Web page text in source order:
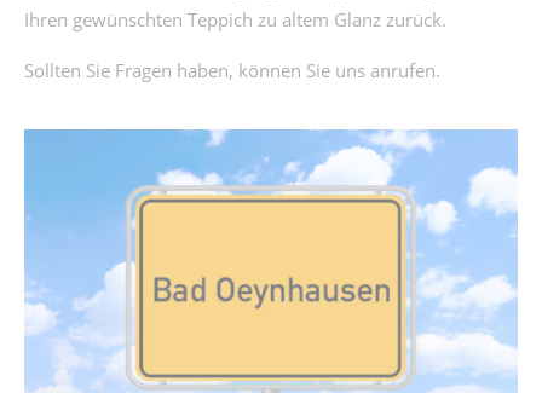
Ihren gewünschten Teppich zu altem Glanz zurück.
Sollten Sie Fragen haben, können Sie uns anrufen.